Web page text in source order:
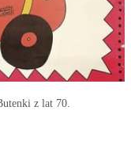
z lat 70.